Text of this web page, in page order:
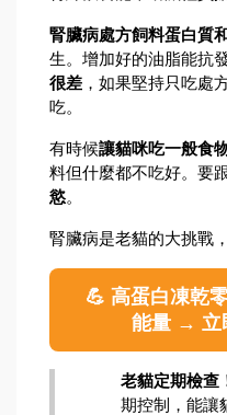
腎臟病處方飼料蛋白質
生。增加好的油脂能抗發
很差 ，如果堅持只吃處
吃。
有時候讓貓咪吃一般食
料但什麼都不吃好。要
慾。
腎臟病是老貓的大挑戰
💪 高蛋白凍乾
能量 → 立
老貓定期檢查
期控制，能讓